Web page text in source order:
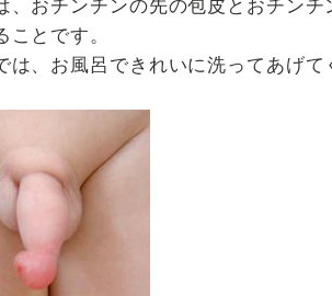
、おチンチンの先の包皮とおチン
ことです。
は、お風呂できれいに洗ってあげて